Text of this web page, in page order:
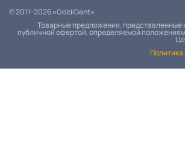
© 2011-2026 «GoldiDent»
Товарные предложения, представленные
публичной офертой, определяемой